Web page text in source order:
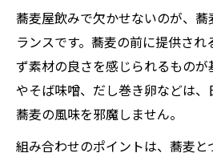
蕎麦屋飲みで欠かせないのが、
ランスです。蕎麦の前に提供さ
ず素材の良さを感じられるもの
やそば味噌、だし巻き卵などは、
蕎麦の風味を邪魔しません。
組み合わせのポイントは、蕎麦